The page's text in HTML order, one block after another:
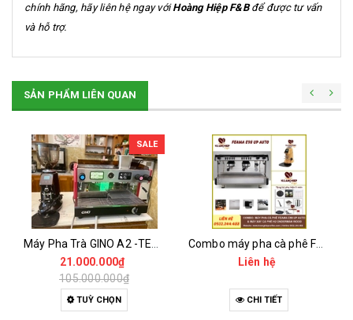
chính hãng, hãy liên hệ ngay vớiHoàng Hiệp F&Bđể được tư vấn
và hỗ trợ.
SẢN PHẨM LIÊN QUAN
SALE
21.000.000₫
105.000.000₫
TUỲ CHỌN
Liên hệ
CHI TIẾT